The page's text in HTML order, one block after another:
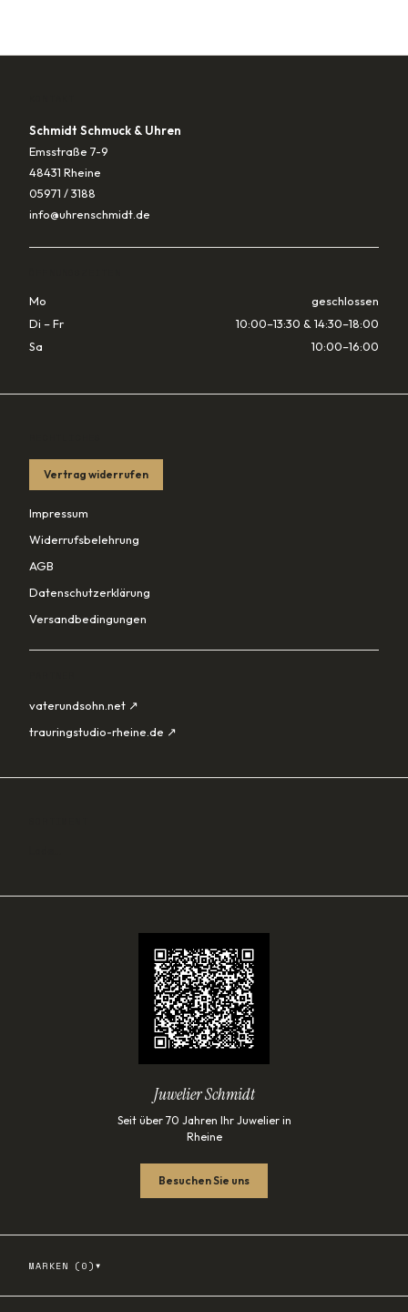
Schmidt Schmuck & Uhren
Emsstraße 7-9
48431 Rheine
05971 / 3188
info@uhrenschmidt.de
Mo
geschlossen
Di – Fr
10:00–13:30 & 14:30–18:00
Sa
10:00–16:00
Vertrag widerrufen
Impressum
Widerrufsbelehrung
AGB
Datenschutzerklärung
Versandbedingungen
vaterundsohn.net ↗
trauringstudio-rheine.de ↗
Juwelier Schmidt
Seit über 70 Jahren Ihr Juwelier in
Rheine
Besuchen Sie uns
MARKEN ( 0 ) ▾